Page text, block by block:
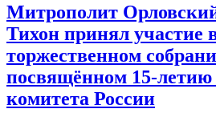
Митрополит
Тихон принял участие
торжественном
посвящённом 15-летию
комитета России